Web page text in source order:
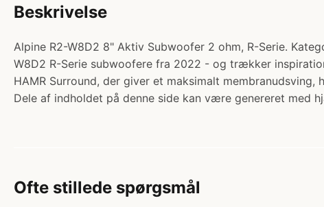
Beskrivelse
Alpine R2-W8D2 8" Aktiv Subwoofer 2 ohm, R-Serie.
W8D2 R-Serie subwoofere fra 2022 - og trækker
HAMR Surround, der giver et maksimalt membranudsving,
Dele af indholdet på denne side kan være genereret med
Ofte stillede spørgsmål